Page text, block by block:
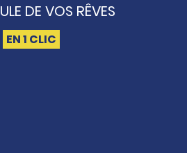
DE VOS RÊVES
EN 1 CLIC